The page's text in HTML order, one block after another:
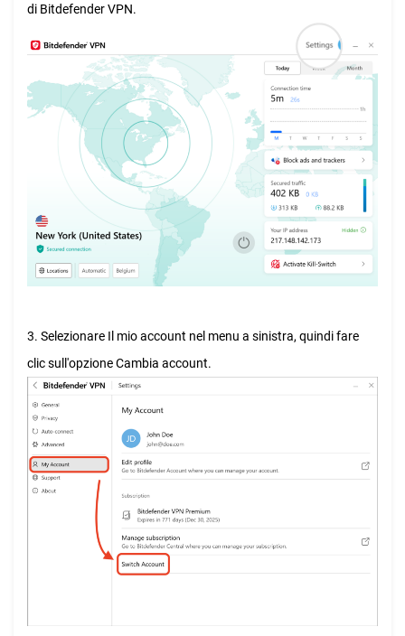
di Bitdefender VPN.
3. Selezionare Il mio account nel menu a sinistra, quindi fare
clic sull'opzione Cambia account.